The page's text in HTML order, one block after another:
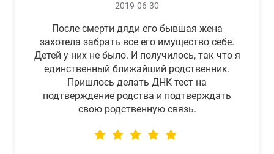
2019-06-30
После смерти дяди его бывшая жена
захотела забрать все его имущество себе.
Детей у них не было. И получилось, так что я
единственный ближайший родственник.
Пришлось делать ДНК тест на
подтверждение родства и подтверждать
свою родственную связь.